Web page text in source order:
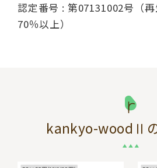
認定番号 : 第07131002号（
70％以上）
kankyo-woodⅡ